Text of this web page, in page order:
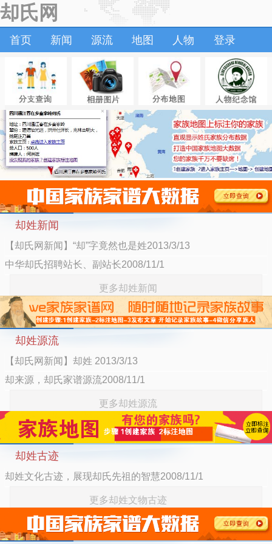
却氏网
首页 新闻 源流 地图 人物 登录
却姓新闻
【却氏网新闻】“却”字竟然也是姓2013/3/13
中华却氏招聘站长、副站长2008/11/1
更多却姓新闻
却姓源流
【却氏网新闻】却姓 2013/3/13
却来源，却氏家谱源流2008/11/1
更多却姓源流
却姓古迹
却姓文化古迹，展现却氏先祖的智慧2008/11/1
更多却姓文物古迹